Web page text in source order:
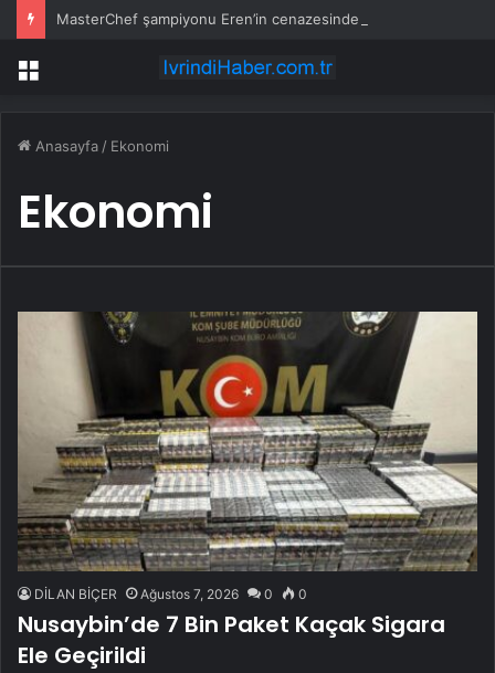
Menü
Anasayfa / Ekonomi
Ekonomi
DİLAN BİÇER Ağustos 7, 2026 0 0
Nusaybin’de 7 Bin Paket Kaçak Sigara
Ele Geçirildi